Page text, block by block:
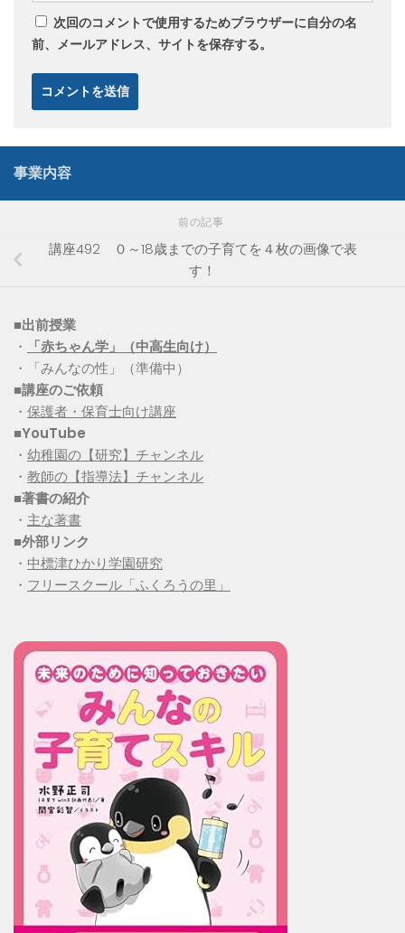
次回のコメントで使用するためブラウザーに自分の名
前、メールアドレス、サイトを保存する。
事業内容
前の記事
講座492 ０～18歳までの子育てを４枚の画像で表
す！
■出前授業
・
「赤ちゃん学」（中高生向け）
・「みんなの性」（準備中）
■講座のご依頼
・ 保護者・保育士向け講座
■YouTube
・ 幼稚園の【研究】チャンネル
・ 教師の【指導法】チャンネル
■著書の紹介
・ 主な著書
■外部リンク
・ 中標津ひかり学園研究
・ フリースクール「ふくろうの里」